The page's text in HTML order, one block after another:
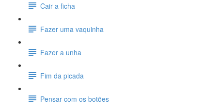
Cair a ficha
Fazer uma vaquinha
Fazer a unha
Fim da picada
Pensar com os botões